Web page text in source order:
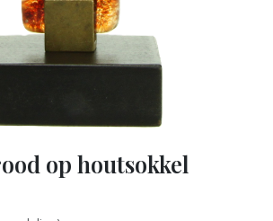
op houtsokkel